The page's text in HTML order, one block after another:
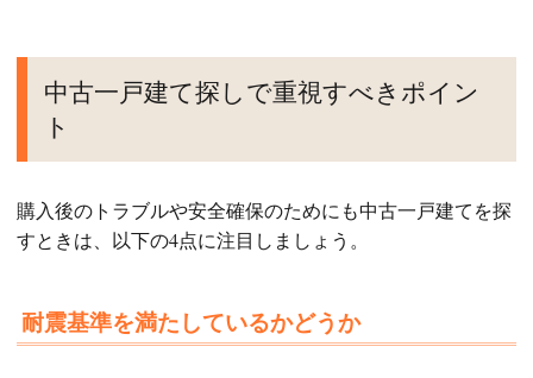
中古一戸建て探しで重視すべきポイン
ト
購入後のトラブルや安全確保のためにも中古一戸建てを探
すときは、以下の4点に注目しましょう。
耐震基準を満たしているかどうか